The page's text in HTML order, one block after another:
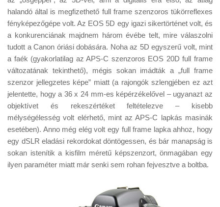
Tanácsok
Érdekességek
Helyszíni Riport
E-BB
halandó által is megfizethető full frame szenzoros tükörreflexes
fényképezőgépe volt. Az EOS 5D egy igazi sikertörténet volt, és
a konkurenciának majdnem három évébe telt, mire válaszolni
tudott a Canon óriási dobására. Noha az 5D egyszerű volt, mint
a faék (gyakorlatilag az APS-C szenzoros EOS 20D full frame
változatának tekinthető), mégis sokan imádták a „full frame
szenzor jellegzetes képe” miatt (a rajongók szlengjében ez azt
jelentette, hogy a 36 x 24 mm-es képérzékelővel – ugyanazt az
objektívet és rekeszértéket feltételezve – kisebb
mélységélesség volt elérhető, mint az APS-C lapkás masinák
esetében). Anno még elég volt egy full frame lapka ahhoz, hogy
egy dSLR eladási rekordokat döntögessen, és bár manapság is
sokan istenítik a kisfilm méretű képszenzort, önmagában egy
ilyen paraméter miatt már senki sem rohan fejvesztve a boltba.